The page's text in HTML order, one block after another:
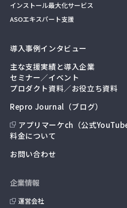
インストール最大化サービス
ASOエキスパート支援
導入事例インタビュー
主な支援実績と導入企業
セミナー／イベント
プロダクト資料／お役立ち資料
Repro Journal（ブログ）
アプリマーケch（公式YouTube
料金について
お問い合わせ
企業情報
運営会社